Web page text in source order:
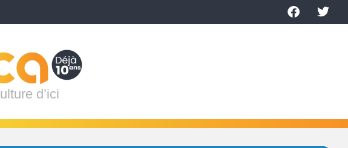
d’ici